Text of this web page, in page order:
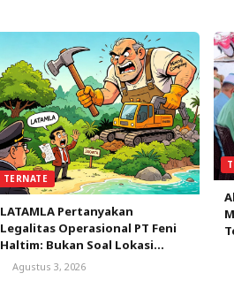
TERNATE
LATAMLA Pertanyakan
Legalitas Operasional PT Feni
Haltim: Bukan Soal Lokasi
AMDAL, tapi Status
Persetujuan Lingkungan
Agustus 3, 2026